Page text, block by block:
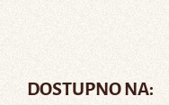
DOSTUPNO NA: